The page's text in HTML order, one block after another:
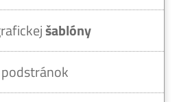
šablóny